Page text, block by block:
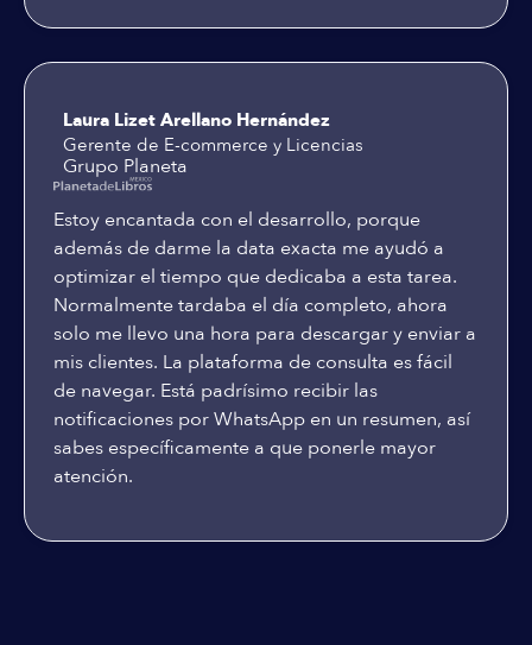
Laura Lizet Arellano Hernández
Gerente de E-commerce y Licencias
Grupo Planeta
Estoy encantada con el desarrollo, porque
además de darme la data exacta me ayudó a
optimizar el tiempo que dedicaba a esta tarea.
Normalmente tardaba el día completo, ahora
solo me llevo una hora para descargar y enviar a
mis clientes. La plataforma de consulta es fácil
de navegar. Está padrísimo recibir las
notificaciones por WhatsApp en un resumen, así
sabes específicamente a que ponerle mayor
atención.